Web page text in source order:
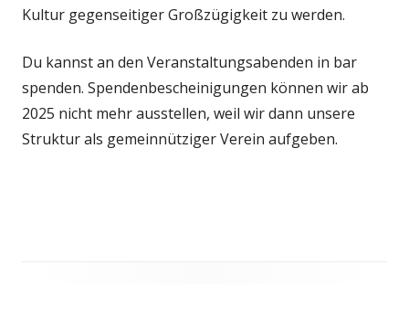
Kultur gegenseitiger Großzügigkeit zu werden.
Du kannst an den Veranstaltungsabenden in bar
spenden. Spendenbescheinigungen können wir ab
2025 nicht mehr ausstellen, weil wir dann unsere
Struktur als gemeinnütziger Verein aufgeben.